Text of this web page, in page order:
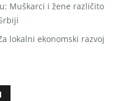
Muškarci i žene različito
lokalni ekonomski razvoj